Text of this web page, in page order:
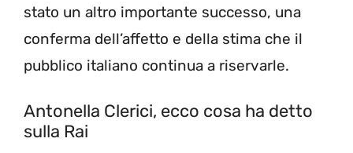
stato un altro importante successo, una
conferma dell’affetto e della stima che il
pubblico italiano continua a riservarle.
Antonella Clerici, ecco cosa ha detto
sulla Rai